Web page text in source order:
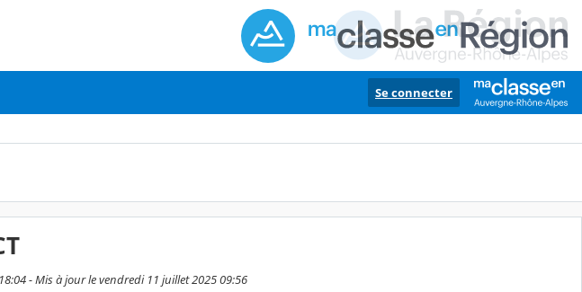
Se connecter
- Mis à jour le vendredi 11 juillet 2025 09:56